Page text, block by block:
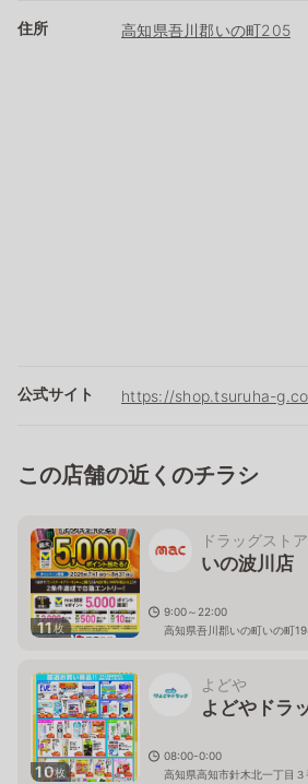
住所 高知県吾川郡いの町205
公式サイト https://shop.tsuruha-
この店舗の近くのチラシ
11枚
ドラッグスト
いの波川店
9:00～22:00
高知県吾川郡いの町いの町
10枚
よどや
よどやドラ
08:00-0:00
高知県高知市針木北一丁目